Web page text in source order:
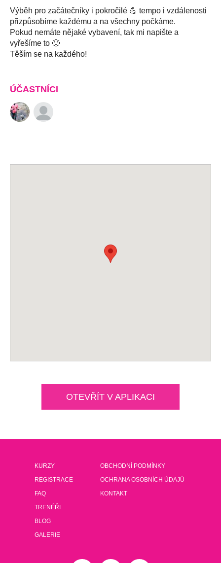
Výběh pro začátečníky i pokročilé 💪 tempo i vzdálenosti
přizpůsobíme každému a na všechny počkáme.
Pokud nemáte nějaké vybavení, tak mi napište a
vyřešíme to 🙂
Těším se na každého!
ÚČASTNÍCI
OTEVŘÍT V APLIKACI
KURZY
REGISTRACE
FAQ
TRENÉŘI
BLOG
GALERIE
OBCHODNÍ PODMÍNKY
OCHRANA OSOBNÍCH ÚDAJŮ
KONTAKT